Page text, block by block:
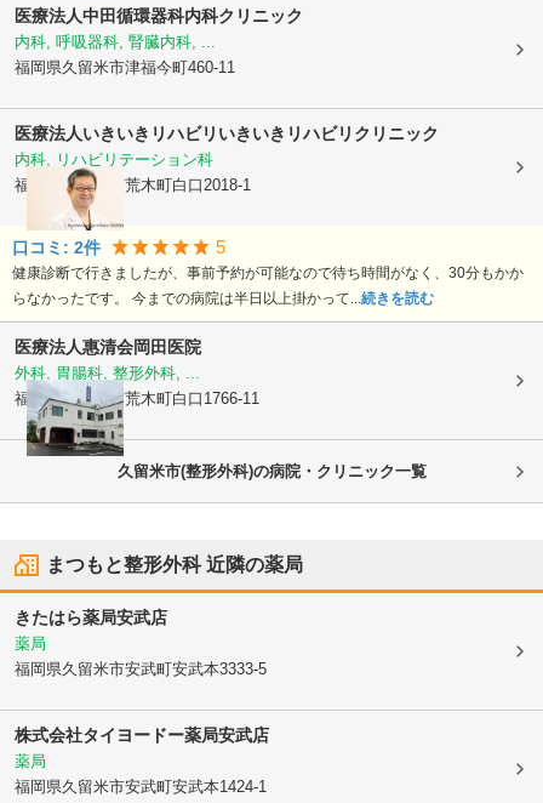
医療法人中田循環器科内科クリニック
内科, 呼吸器科, 腎臓内科, ...
福岡県久留米市津福今町460-11
医療法人いきいきリハビリ いきいきリハビリクリニック
内科, リハビリテーション科
福岡県久留米市荒木町白口2018-1
口コミ: 2件 5
健康診断で行きましたが、事前予約が可能なので待ち時間がなく、30分もかか
らなかったです。 今までの病院は半日以上掛かって...続きを読む
医療法人惠清会岡田医院
外科, 胃腸科, 整形外科, ...
福岡県久留米市荒木町白口1766-11
久留米市(整形外科)の病院・クリニック一覧
まつもと整形外科近隣の薬局
きたはら薬局安武店
薬局
福岡県久留米市安武町安武本3333-5
株式会社タイヨードー薬局安武店
薬局
福岡県久留米市安武町安武本1424-1